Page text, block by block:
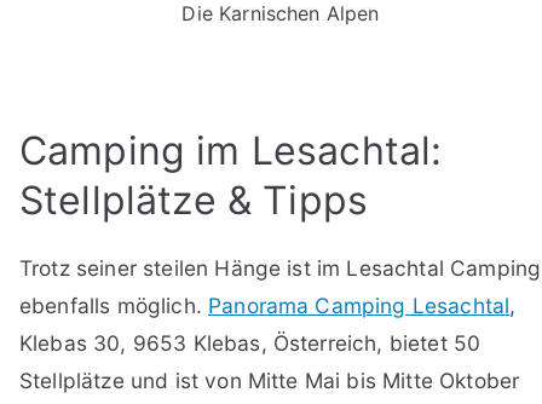
Die Karnischen Alpen
Camping im Lesachtal:
Stellplätze & Tipps
Trotz seiner steilen Hänge ist im Lesachtal Camping
ebenfalls möglich. Panorama Camping Lesachtal,
Klebas 30, 9653 Klebas, Österreich, bietet 50
Stellplätze und ist von Mitte Mai bis Mitte Oktober